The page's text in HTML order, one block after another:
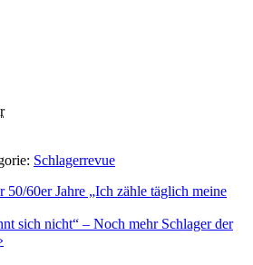
Schlagerrevue
50/60er Jahre „Ich zähle täglich meine
sich nicht“ – Noch mehr Schlager der